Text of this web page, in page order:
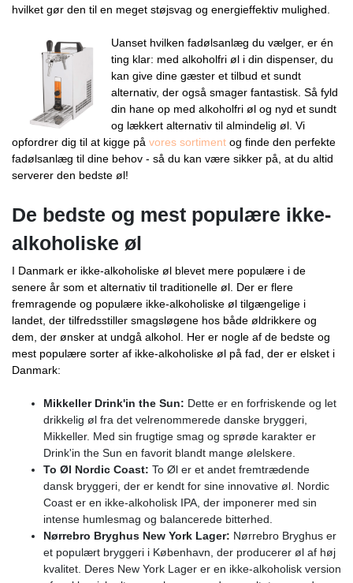
hvilket gør den til en meget støjsvag og energieffektiv mulighed.
Uanset hvilken fadølsanlæg du vælger, er én
ting klar: med alkoholfri øl i din dispenser, du
kan give dine gæster et tilbud et sundt
alternativ, der også smager fantastisk. Så fyld
din hane op med alkoholfri øl og nyd et sundt
og lækkert alternativ til almindelig øl. Vi
opfordrer dig til at kigge på vores sortiment og finde den perfekte
fadølsanlæg til dine behov - så du kan være sikker på, at du altid
serverer den bedste øl!
De bedste og mest populære ikke-
alkoholiske øl
I Danmark er ikke-alkoholiske øl blevet mere populære i de
senere år som et alternativ til traditionelle øl. Der er flere
fremragende og populære ikke-alkoholiske øl tilgængelige i
landet, der tilfredsstiller smagsløgene hos både øldrikkere og
dem, der ønsker at undgå alkohol. Her er nogle af de bedste og
mest populære sorter af ikke-alkoholiske øl på fad, der er elsket i
Danmark:
Mikkeller Drink'in the Sun: Dette er en forfriskende og let
drikkelig øl fra det velrenommerede danske bryggeri,
Mikkeller. Med sin frugtige smag og sprøde karakter er
Drink'in the Sun en favorit blandt mange ølelskere.
To Øl Nordic Coast: To Øl er et andet fremtrædende
dansk bryggeri, der er kendt for sine innovative øl. Nordic
Coast er en ikke-alkoholisk IPA, der imponerer med sin
intense humlesmag og balancerede bitterhed.
Nørrebro Bryghus New York Lager: Nørrebro Bryghus er
et populært bryggeri i København, der producerer øl af høj
kvalitet. Deres New York Lager er en ikke-alkoholisk version